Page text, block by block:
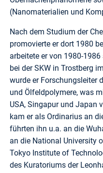
(Nanomaterialien und
Nach dem Studium der
promovierte er dort 1980
arbeitete er von 1980-
bei der SKW in Trostberg
wurde er Forschungsleiter
und Ölfeldpolymere, was
USA, Singapur und Japan
kam er als Ordinarius an
führten ihn u.a. an die
an die National University
Tokyo Institute of
des Kuratoriums der